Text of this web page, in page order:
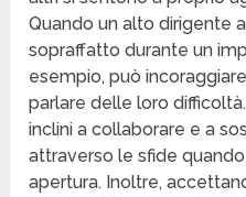
Quando un alto dirigente
sopraffatto durante un
esempio, può
parlare delle loro
inclini a collaborare e a
attraverso le sfide quando
apertura. Inoltre,